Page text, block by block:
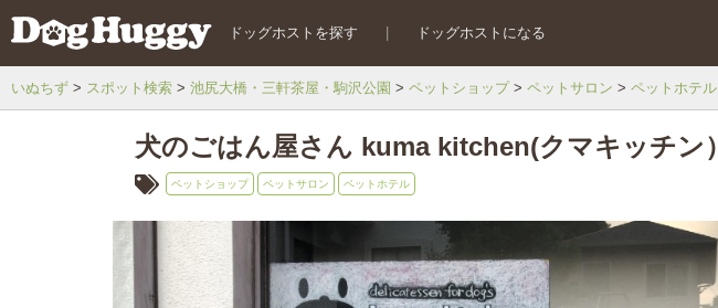
ドッグホストを探す ドッグホストになる
いぬちず スポット検索 池尻大橋・三軒茶屋・駒沢公園 ペットショップ ペットサロン ペットホテル
犬のごはん屋さん kuma kitchen(クマキッチン）
ペットショップ ペットサロン ペットホテル